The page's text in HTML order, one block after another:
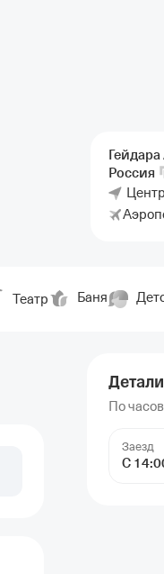
Россия
Театр Баня
По
Заезд
С